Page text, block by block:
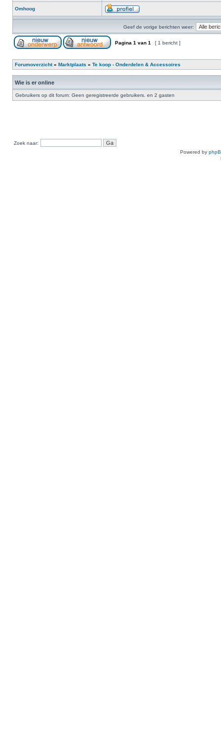
Omhoog
Geef de vorige berichten weer:
Pagina 1 van 1 [ 1 bericht ]
Forumoverzicht» Marktplaats » Te koop - Onderdelen & Accessoires
Wie is er online
Gebruikers op dit forum: Geen geregistreerde gebruikers. en 2 gasten
Zoek naar:
Powered by